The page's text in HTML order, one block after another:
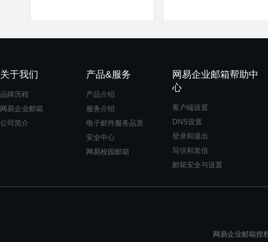
关于我们
品牌历程
网易企业邮箱
公司简介
产品&服务
产品介绍
服务介绍
电子邮件服务品质
安全中心
网易校园邮箱
网易企业邮箱帮助中
心
客户端设置
DNS设置
登录和退出
写信和发信
邮箱安全与设置
网易企业邮箱